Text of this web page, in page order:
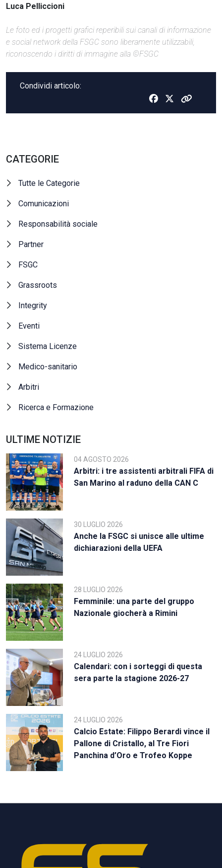
Luca Pelliccioni
Le foto ed i progetti grafici reperibili sui canali di informazione
e social network della FSGC sono liberamente utilizzabili,
riconoscendo i diritti di immagine alla ©FSGC
Condividi articolo:
CATEGORIE
Tutte le Categorie
Comunicazioni
Responsabilità sociale
Partner
FSGC
Grassroots
Integrity
Eventi
Sistema Licenze
Medico-sanitario
Arbitri
Ricerca e Formazione
ULTIME NOTIZIE
04 AGOSTO 2026
Arbitri: i tre assistenti arbitrali FIFA di
San Marino al raduno della CAN C
30 LUGLIO 2026
Anche la FSGC si unisce alle ultime
dichiarazioni della UEFA
28 LUGLIO 2026
Femminile: una parte del gruppo
Nazionale giocherà a Rimini
24 LUGLIO 2026
Calendari: con i sorteggi di questa
sera parte la stagione 2026-27
24 LUGLIO 2026
Calcio Estate: Filippo Berardi vince il
Pallone di Cristallo, al Tre Fiori
Panchina d’Oro e Trofeo Koppe